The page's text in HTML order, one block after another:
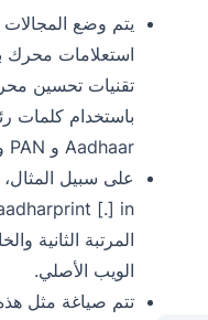
يتم وضع
تقنيات تحسين
باستخدام كلمات
Aadhaar و PAN ومعرف الناخب وما إلى ذلك.
على سبيل المثال،
المرتبة الثانية
الويب الأصلي.